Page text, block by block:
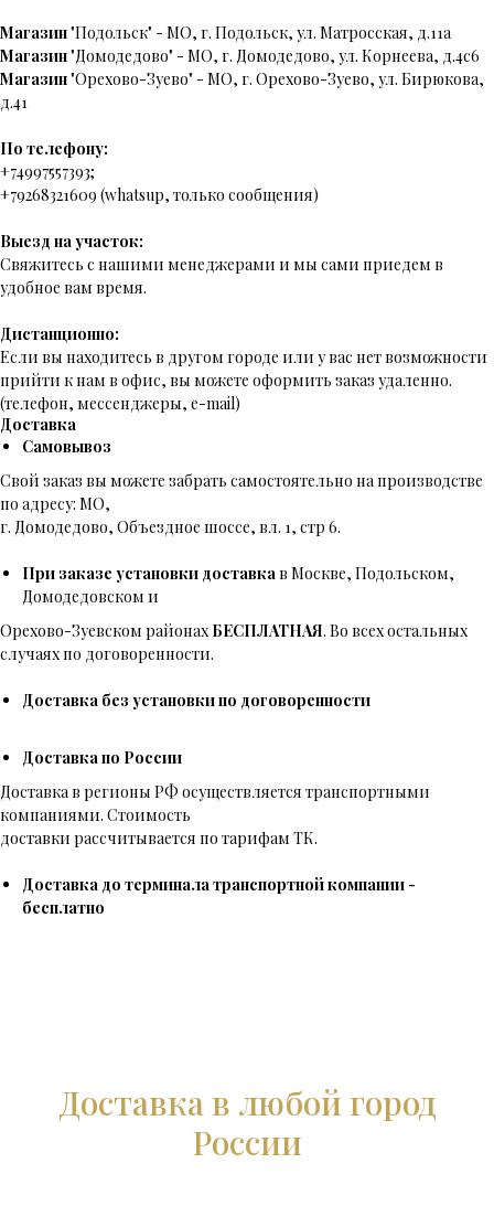
Магазин"Подольск" - МО, г. Подольск, ул. Матросская, д.11а
Магазин"Домодедово" - МО, г. Домодедово, ул. Корнеева, д.4с6
Магазин"Орехово-Зуево" - МО, г. Орехово-Зуево, ул. Бирюкова,
д.41
По телефону:
+74997557393;
+79268321609 (whatsup, только сообщения)
Выезд на участок:
Свяжитесь с нашими менеджерами и мы сами приедем в
удобное вам время.
Дистанционно:
Если вы находитесь в другом городе или у вас нет возможности
прийти к нам в офис, вы можете оформить заказ удаленно.
(телефон, мессенджеры, e-mail)
Доставка
Самовывоз
Свой заказ вы можете забрать самостоятельно на производстве
по адресу: МО,
г. Домодедово, Объездное шоссе, вл. 1, стр 6.
При заказе установки доставкав Москве, Подольском,
Домодедовском и
Орехово-Зуевском районах БЕСПЛАТНАЯ. Во всех остальных
случаях по договоренности.
Доставка без установки по договоренности
Доставка по России
Доставка в регионы РФ осуществляется транспортными
компаниями. Стоимость
доставки рассчитывается по тарифам ТК.
Доставка до терминала транспортной компании -
бесплатно
Доставка в любой город
России